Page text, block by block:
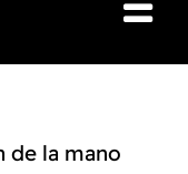
de la mano